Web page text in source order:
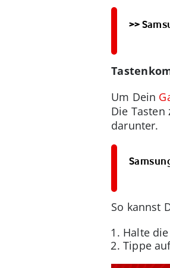
>>
Um Dein
Die
darunter.
So kannst
Halte
Tippe